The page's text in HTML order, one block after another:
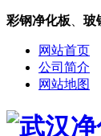
彩钢净化板 玻
网站首页
公司简介
网站地图